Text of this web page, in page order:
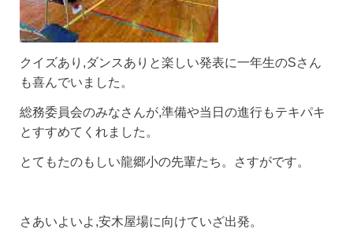
クイズあり,ダンスありと楽しい発表に一年生のSさん
も喜んでいました。
総務委員会のみなさんが,準備や当日の進行もテキパキ
とすすめてくれました。
とてもたのもしい龍郷小の先輩たち。さすがです。
さあいよいよ,安木屋場に向けていざ出発。